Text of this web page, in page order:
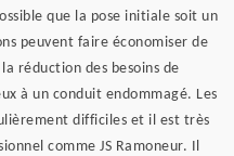
que la pose initiale soit un
peuvent faire économiser de
réduction des besoins de
à un conduit endommagé. Les
difficiles et il est très
comme JS Ramoneur. Il